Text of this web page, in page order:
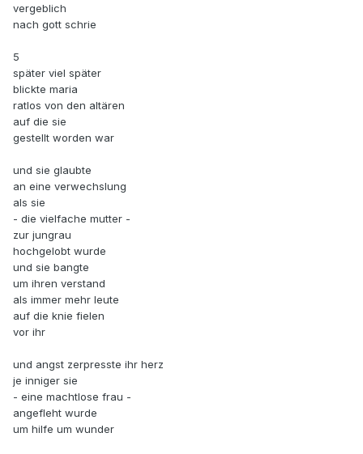
vergeblich
nach gott schrie
5
später viel später
blickte maria
ratlos von den altären
auf die sie
gestellt worden war
und sie glaubte
an eine verwechslung
als sie
- die vielfache mutter -
zur jungrau
hochgelobt wurde
und sie bangte
um ihren verstand
als immer mehr leute
auf die knie fielen
vor ihr
und angst zerpresste ihr herz
je inniger sie
- eine machtlose frau -
angefleht wurde
um hilfe um wunder